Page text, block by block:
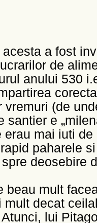
a fost
de
anului 530
vremuri (de
e
erau mai iuti
paharele
deosebire
beau mult
mult decat
lui